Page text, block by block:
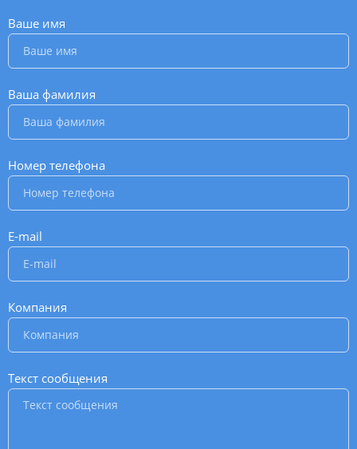
Ваше имя
Ваша фамилия
Номер телефона
E-mail
Компания
Текст сообщения